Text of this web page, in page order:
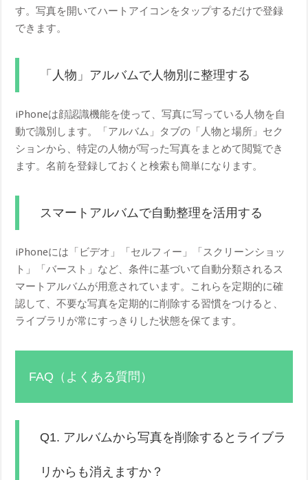
す。写真を開いてハートアイコンをタップするだけで登録
できます。
「人物」アルバムで人物別に整理する
iPhoneは顔認識機能を使って、写真に写っている人物を自
動で識別します。「アルバム」タブの「人物と場所」セク
ションから、特定の人物が写った写真をまとめて閲覧でき
ます。名前を登録しておくと検索も簡単になります。
スマートアルバムで自動整理を活用する
iPhoneには「ビデオ」「セルフィー」「スクリーンショッ
ト」「バースト」など、条件に基づいて自動分類されるス
マートアルバムが用意されています。これらを定期的に確
認して、不要な写真を定期的に削除する習慣をつけると、
ライブラリが常にすっきりした状態を保てます。
FAQ（よくある質問）
Q1. アルバムから写真を削除するとライブラ
リからも消えますか？